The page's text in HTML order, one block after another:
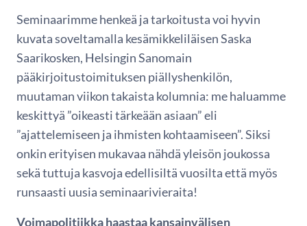
Seminaarimme henkeä ja tarkoitusta voi hyvin
kuvata soveltamalla kesämikkeliläisen Saska
Saarikosken, Helsingin Sanomain
pääkirjoitustoimituksen piällyshenkilön,
muutaman viikon takaista kolumnia: me haluamme
keskittyä ”oikeasti tärkeään asiaan” eli
”ajattelemiseen ja ihmisten kohtaamiseen”. Siksi
onkin erityisen mukavaa nähdä yleisön joukossa
sekä tuttuja kasvoja edellisiltä vuosilta että myös
runsaasti uusia seminaarivieraita!
Voimapolitiikka haastaa kansainvälisen